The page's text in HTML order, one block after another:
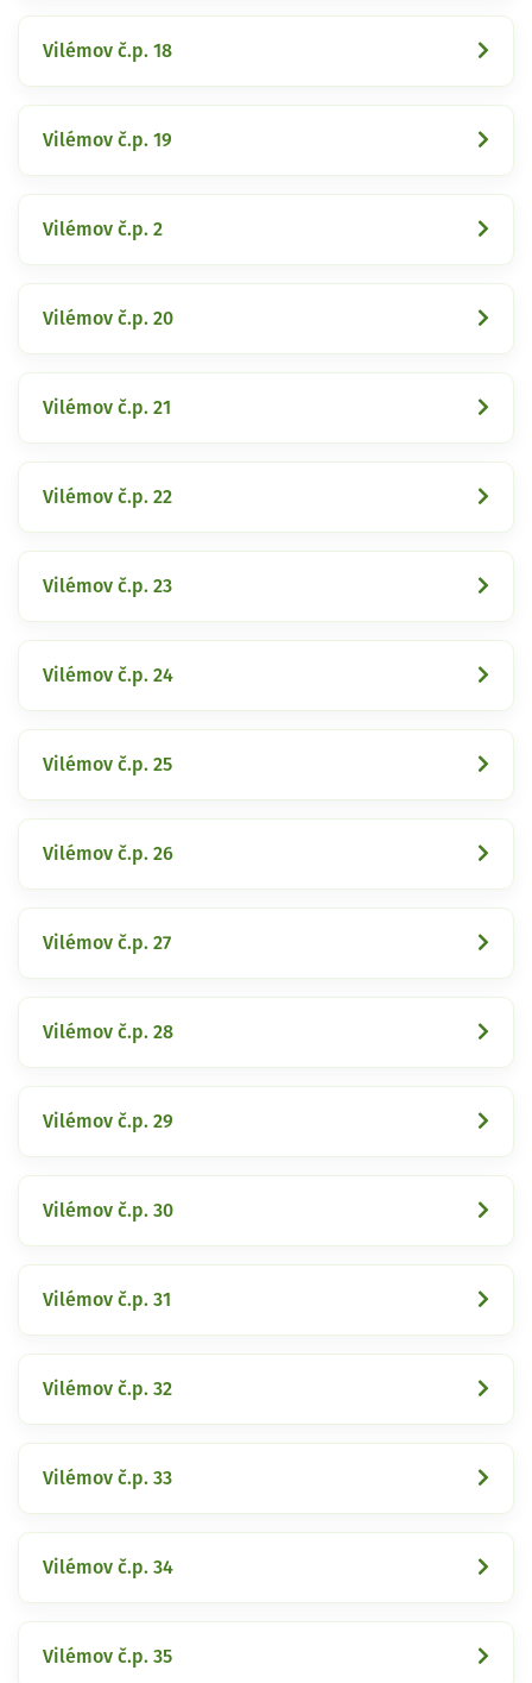
Vilémov č.p. 18
Vilémov č.p. 19
Vilémov č.p. 2
Vilémov č.p. 20
Vilémov č.p. 21
Vilémov č.p. 22
Vilémov č.p. 23
Vilémov č.p. 24
Vilémov č.p. 25
Vilémov č.p. 26
Vilémov č.p. 27
Vilémov č.p. 28
Vilémov č.p. 29
Vilémov č.p. 30
Vilémov č.p. 31
Vilémov č.p. 32
Vilémov č.p. 33
Vilémov č.p. 34
Vilémov č.p. 35